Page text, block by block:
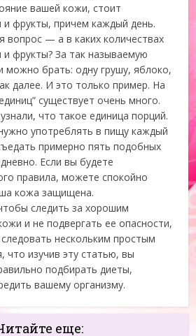
вашей кожи, стоит
фрукты, причем каждый день.
вопрос — а в каких количествах
фрукты? За так называемую
можно брать: одну грушу, яблоко,
далее. И это только пример. На
существует очень много.
что такое единица порций.
употреблять в пищу каждый
примерно пять подобных
Если вы будете
правила, можете спокойно
кожа защищена.
следить за хорошим
и не подвергать ее опасности,
нескольким простым
что изучив эту статью, вы
подбирать диеты,
вашему организму.
еще: